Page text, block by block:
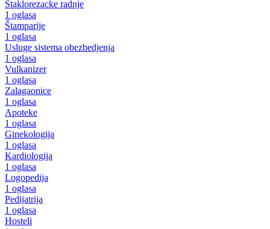
Staklorezacke radnje
1 oglasa
Štamparije
1 oglasa
Usluge sistema obezbedjenja
1 oglasa
Vulkanizer
1 oglasa
Zalagaonice
1 oglasa
Apoteke
1 oglasa
Ginekologija
1 oglasa
Kardiologija
1 oglasa
Logopedija
1 oglasa
Pedijatrija
1 oglasa
Hosteli